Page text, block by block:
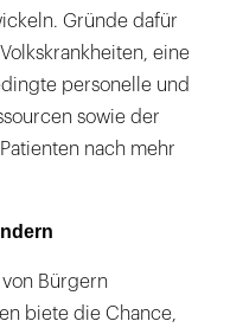
Gründe dafür
eine
personelle und
sowie der
nach mehr
Bürgern
biete die Chance,